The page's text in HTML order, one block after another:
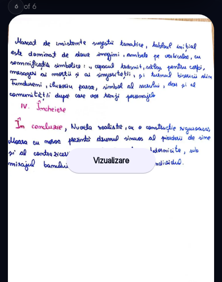
6 of 6
Vizualizare